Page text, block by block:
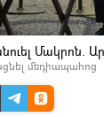
Մակրոն.
մեդիապահոց